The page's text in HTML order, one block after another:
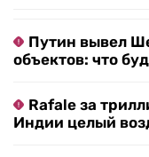
Путин вывел
объектов: что
Rafale за
Индии целый